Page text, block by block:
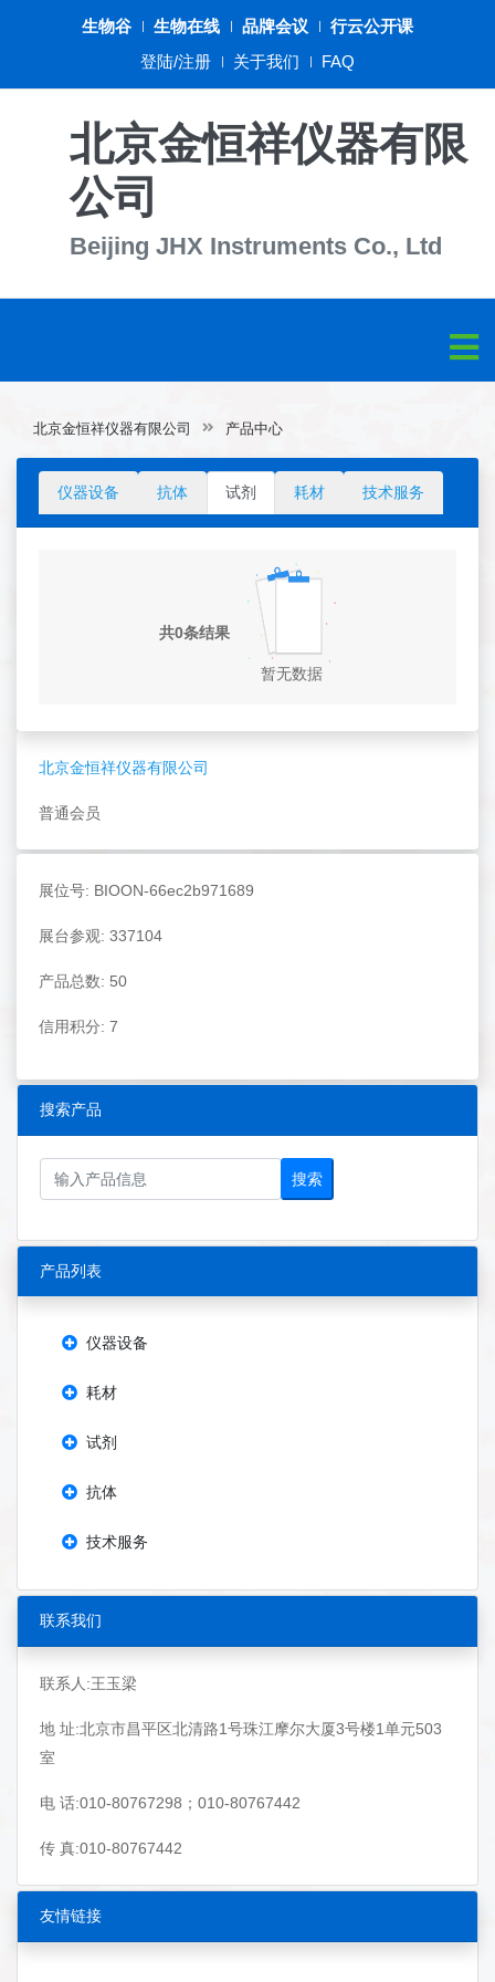
生物谷 生物在线 品牌会议
行云公开课
登陆/注册
关于我们 FAQ
北京金恒祥仪器有限
公司
Beijing JHX Instruments Co., Ltd
北京金恒祥仪器有限公司
普通会员
展位号: BIOON-66ec2b971689
展台参观: 337104
产品总数: 50
信用积分: 7
搜索产品
搜索
产品列表
仪器设备
耗材
试剂
抗体
技术服务
联系我们
联系人:王玉梁
地 址:北京市昌平区北清路1号珠江摩尔大厦3号楼1单元503
室
电 话:010-80767298；010-80767442
传 真:010-80767442
友情链接
北京金恒祥仪器有限公司 产品中心
仪器设备 抗体 试剂 耗材 技术服务
共0条结果
暂无数据